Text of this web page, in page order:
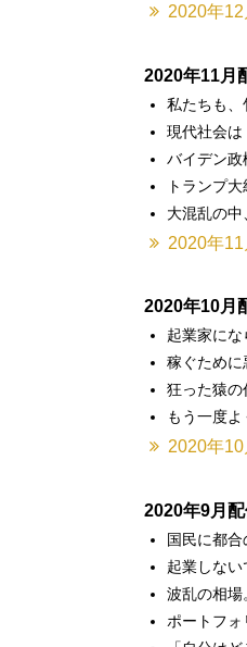
2020年
2020年11月
私たちも、
現代社会は
バイデン政
トランプ
大混乱の
2020年
2020年10月
起業家に
稼ぐために
狂った猿の
もう一度
2020年
2020年9月
国民に都
起業しな
波乱の相場
ポートフ